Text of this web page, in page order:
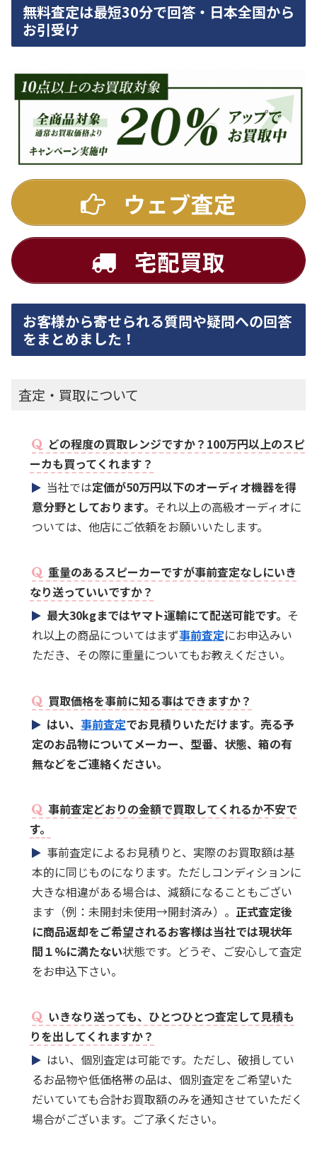
無料査定は最短30分で回答・日本全国から
お引受け
ウェブ査定
宅配買取
お客様から寄せられる質問や疑問への回答
をまとめました！
査定・買取について
どの程度の買取レンジですか？100万円以上のスピ
ーカも買ってくれます？
当社では定価が50万円以下のオーディオ機器を得
意分野としております。 それ以上の高級オーディオに
ついては、他店にご依頼をお願いいたします。
重量のあるスピーカーですが事前査定なしにいき
なり送っていいですか？
最大30kgまではヤマト運輸にて配送可能です。 そ
れ以上の商品についてはまず事前査定にお申込みい
ただき、その際に重量についてもお教えください。
買取価格を事前に知る事はできますか？
はい、事前査定でお見積りいただけます。売る予
定のお品物についてメーカー、型番、状態、箱の有
無などをご連絡ください。
事前査定どおりの金額で買取してくれるか不安で
す。
事前査定によるお見積りと、実際のお買取額は基
本的に同じものになります。ただしコンディションに
大きな相違がある場合は、減額になることもござい
ます（例：未開封未使用→開封済み）。 正式査定後
に商品返却をご希望されるお客様は当社では現状年
間１%に満たない状態です。どうぞ、ご安心して査定
をお申込下さい。
いきなり送っても、ひとつひとつ査定して見積も
りを出してくれますか？
はい、個別査定は可能です。ただし、破損してい
るお品物や低価格帯の品は、個別査定をご希望いた
だいていても合計お買取額のみを通知させていただく
場合がございます。ご了承ください。